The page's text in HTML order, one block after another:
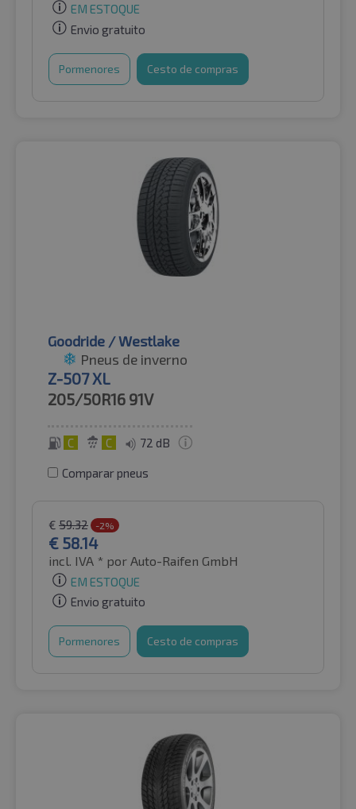
EM ESTOQUE
Envio gratuito
Pormenores Cesto de compras
Goodride / Westlake
Pneus de inverno
Z-507 XL
205/50R16 91V
C C 72 dB
Comparar pneus
€ 59.32 -2%
€ 58.14
incl. IVA * por Auto-Raifen GmbH
EM ESTOQUE
Envio gratuito
Pormenores Cesto de compras